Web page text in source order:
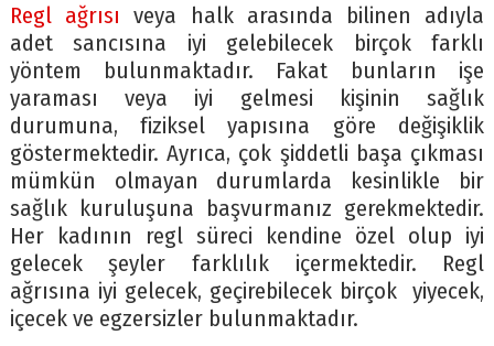
Regl ağrısı veya halk arasında bilinen adıyla
adet sancısına iyi gelebilecek birçok farklı
yöntem bulunmaktadır. Fakat bunların işe
yaraması veya iyi gelmesi kişinin sağlık
durumuna, fiziksel yapısına göre değişiklik
göstermektedir. Ayrıca, çok şiddetli başa çıkması
mümkün olmayan durumlarda kesinlikle bir
sağlık kuruluşuna başvurmanız gerekmektedir.
Her kadının regl süreci kendine özel olup iyi
gelecek şeyler farklılık içermektedir. Regl
ağrısına iyi gelecek, geçirebilecek birçok yiyecek,
içecek ve egzersizler bulunmaktadır.